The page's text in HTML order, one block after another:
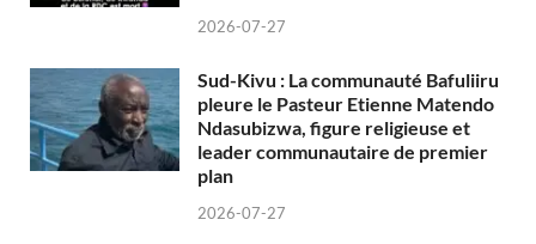
2026-07-27
Sud-Kivu : La communauté Bafuliiru
pleure le Pasteur Etienne Matendo
Ndasubizwa, figure religieuse et
leader communautaire de premier
plan
2026-07-27